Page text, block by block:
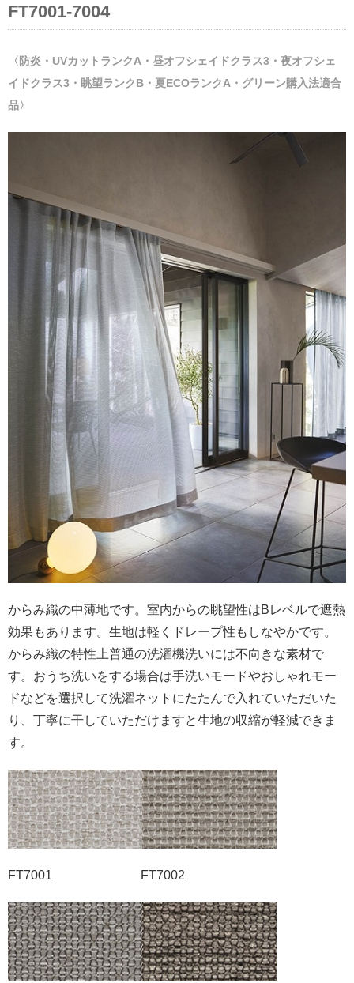
FT7001-7004
〈防炎・UVカットランクA・昼オフシェイドクラス3・夜オフシェ
イドクラス3・眺望ランクB・夏ECOランクA・グリーン購入法適合
品〉
からみ織の中薄地です。室内からの眺望性はBレベルで遮熱
効果もあります。生地は軽くドレープ性もしなやかです。
からみ織の特性上普通の洗濯機洗いには不向きな素材で
す。おうち洗いをする場合は手洗いモードやおしゃれモー
ドなどを選択して洗濯ネットにたたんで入れていただいた
り、丁寧に干していただけますと生地の収縮が軽減できま
す。
FT7001 FT7002